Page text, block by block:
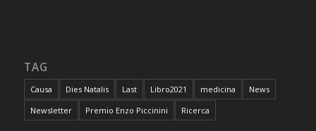
TAG
Causa Dies Natalis Last Libro2021 medicina
News
Newsletter
Premio Enzo Piccinini Ricerca